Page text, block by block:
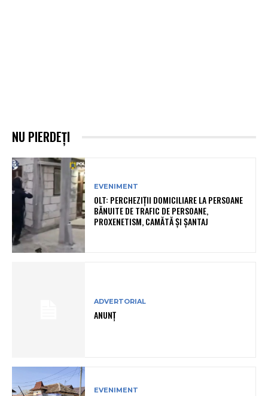
NU PIERDEȚI
EVENIMENT
OLT: PERCHEZIŢII DOMICILIARE LA PERSOANE
BĂNUITE DE TRAFIC DE PERSOANE,
PROXENETISM, CAMĂTĂ ŞI ŞANTAJ
ADVERTORIAL
ANUNȚ
EVENIMENT